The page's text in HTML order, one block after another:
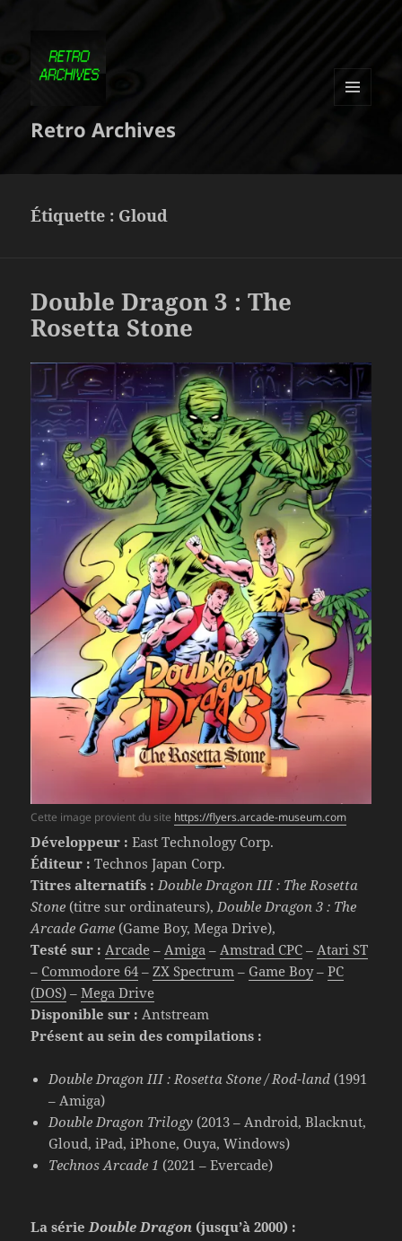
Retro Archives
Étiquette : Gloud
Double Dragon 3 : The
Rosetta Stone
Cette image provient du site https://flyers.arcade-museum.com
Développeur : East Technology Corp.
Éditeur : Technos Japan Corp.
Titres alternatifs : Double Dragon III : The Rosetta
Stone (titre sur ordinateurs), Double Dragon 3 : The
Arcade Game (Game Boy, Mega Drive),
Testé sur : Arcade – Amiga – Amstrad CPC – Atari ST
– Commodore 64 –ZX Spectrum – Game Boy–PC
(DOS) –Mega Drive
Disponible sur : Antstream
Présent au sein des compilations :
Double Dragon III : Rosetta Stone / Rod-land (1991
– Amiga)
Double Dragon Trilogy (2013 – Android, Blacknut,
Gloud, iPad, iPhone, Ouya, Windows)
Technos Arcade 1 (2021 – Evercade)
La série Double Dragon (jusqu’à 2000) :